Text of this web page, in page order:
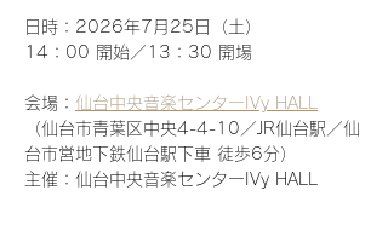
日時：2026年7月25日（土）
14：00 開始／13：30 開場
会場： 仙台中央音楽センターIVy HALL
（仙台市青葉区中央4-4-10／JR仙台駅／仙
台市営地下鉄仙台駅下車 徒歩6分）
主催：仙台中央音楽センターIVy HALL